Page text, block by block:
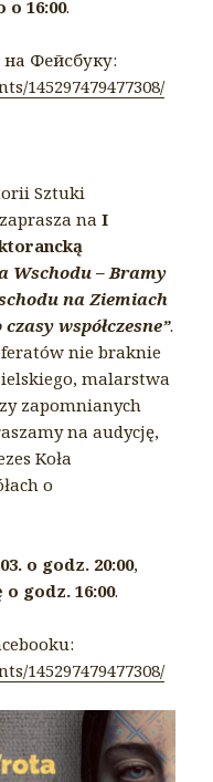
о 16:00.
Фейсбуку:
145297479477308/
Sztuki
naI
Wschodu – Bramy
na Ziemiach
współczesne”.
nie braknie
malarstwa
zapomnianych
na audycję,
Koła
o
o godz. 20:00,
godz. 16:00.
145297479477308/